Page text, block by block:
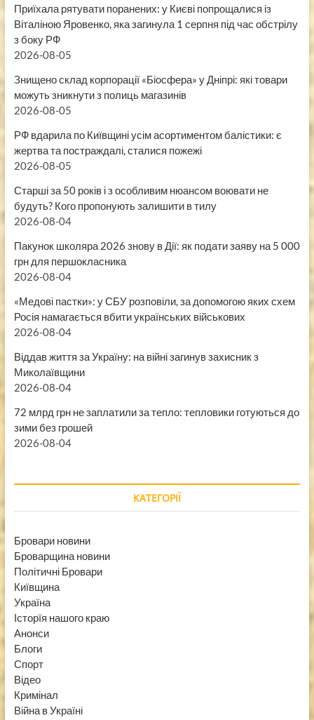
Приїхала рятувати поранених: у Києві попрощалися із
Віталіною Яровенко, яка загинула 1 серпня під час обстрілу
з боку РФ
2026-08-05
Знищено склад корпорації «Біосфера» у Дніпрі: які товари
можуть зникнути з полиць магазинів
2026-08-05
РФ вдарила по Київщині усім асортиментом балістики: є
жертва та постраждалі, сталися пожежі
2026-08-05
Старші за 50 років і з особливим нюансом воювати не
будуть? Кого пропонують залишити в тилу
2026-08-04
Пакунок школяра 2026 знову в Дії: як подати заяву на 5 000
грн для першокласника
2026-08-04
«Медові пастки»: у СБУ розповіли, за допомогою яких схем
Росія намагається вбити українських військових
2026-08-04
Віддав життя за Україну: на війні загинув захисник з
Миколаївщини
2026-08-04
72 млрд грн не заплатили за тепло: тепловики готуються до
зими без грошей
2026-08-04
КАТЕГОРІЇ
Бровари новини
Броварщина новини
Політичні Бровари
Київщина
Україна
Історїя нашого краю
Анонси
Блоги
Спорт
Відео
Кримінал
Війна в Україні